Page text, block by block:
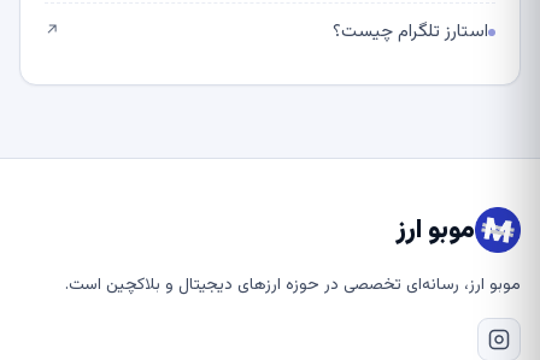
استارز تلگرام چیست؟ ↗
موبو ارز
موبو ارز، رسانه‌ای تخصصی در حوزه ارزهای دیجیتال و بلاکچین است.